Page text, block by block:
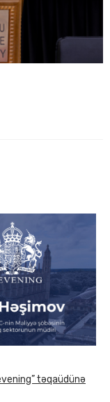
təqaüdünə